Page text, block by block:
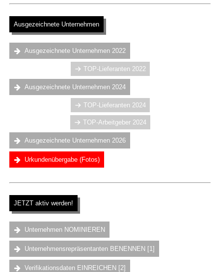
Ausgezeichnete Unternehmen
Ausgezeichnete Unternehmen 2022
TOP-Lieferanten 2022
Ausgezeichnete Unternehmen 2024
TOP-Lieferanten 2024
TOP-Arbeitgeber 2024
Ausgezeichnete Unternehmen 2026
Urkundenübergabe (Fotos)
JETZT aktiv werden!
Unternehmen NOMINIEREN
Unternehmensrepräsentanten BENENNEN [1]
Verifikationsdaten EINREICHEN [2]